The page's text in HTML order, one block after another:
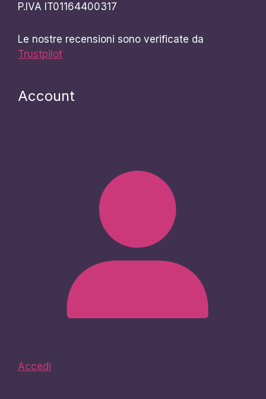
P.IVA IT01164400317
Le nostre recensioni sono verificate da
Trustpilot
Account
Accedi